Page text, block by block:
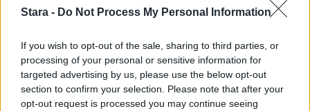
Stara - Do Not Process My Personal Information
If you wish to opt-out of the sale, sharing to third parties, or
processing of your personal or sensitive information for
targeted advertising by us, please use the below opt-out
section to confirm your selection. Please note that after your
opt-out request is processed you may continue seeing